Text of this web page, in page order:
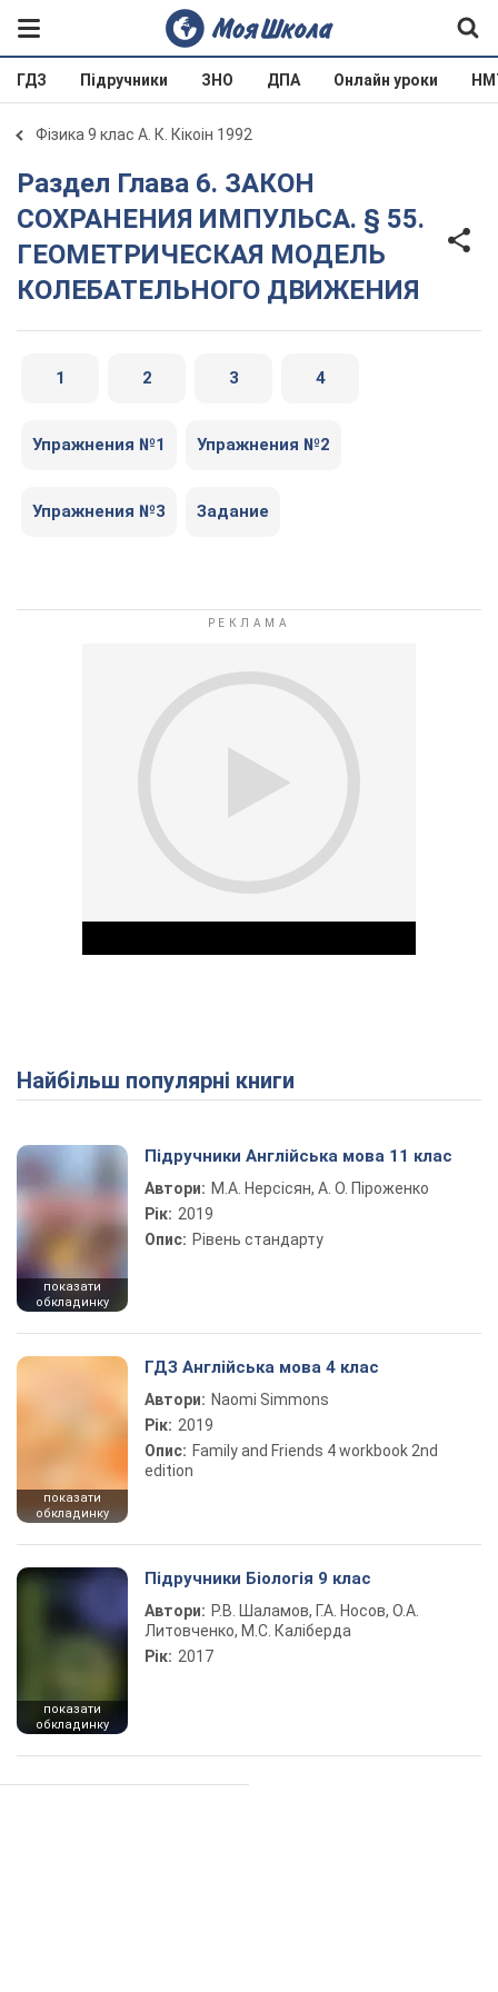
ГДЗ Підручники ЗНО ДПА Онлайн уроки
Фізика 9 клас А. К. Кікоін 1992
Раздел Глава 6. ЗАКОН
СОХРАНЕНИЯ ИМПУЛЬСА. § 55.
ГЕОМЕТРИЧЕСКАЯ МОДЕЛЬ
КОЛЕБАТЕЛЬНОГО ДВИЖЕНИЯ
1 2 3 4
Упражнения №1 Упражнения №2
Упражнения №3 Задание
Play Video
Найбільш популярні книги
показати
обкладинку
Підручники Англійська мова 11 клас
Автори: М.А. Нерсісян, А. О. Піроженко
Рік: 2019
Опис: Рівень стандарту
показати
обкладинку
ГДЗ Англійська мова 4 клас
Автори: Naomi Simmons
Рік: 2019
Опис: Family and Friends 4 workbook 2nd
edition
показати
обкладинку
Підручники Біологія 9 клас
Автори: Р.В. Шаламов, Г.А. Носов, О.А.
Литовченко, М.С. Каліберда
Рік: 2017